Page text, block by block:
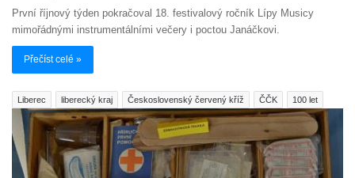
První říjnový týden pokračoval 18. festivalový ročník Lípy Musicy
mimořádnými instrumentálními večery i poctou Janáčkovi.
Přečíst celé »
Liberec liberecký kraj Československý červený kříž ČČK 100 let